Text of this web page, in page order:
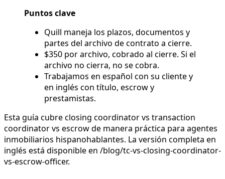
Puntos clave
Quill maneja los plazos, documentos y
partes del archivo de contrato a cierre.
$350 por archivo, cobrado al cierre. Si el
archivo no cierra, no se cobra.
Trabajamos en español con su cliente y
en inglés con título, escrow y
prestamistas.
Esta guía cubre closing coordinator vs transaction
coordinator vs escrow de manera práctica para agentes
inmobiliarios hispanohablantes. La versión completa en
inglés está disponible en /blog/tc-vs-closing-coordinator-
vs-escrow-officer.